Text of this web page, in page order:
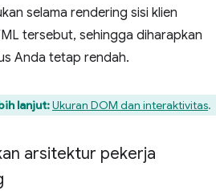
selama rendering sisi klien
tersebut, sehingga diharapkan
Anda tetap rendah.
lanjut:Ukuran DOM dan interaktivitas.
arsitektur pekerja